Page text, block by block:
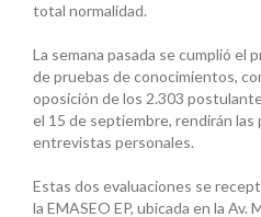
total normalidad.
La semana pasada se cumplió el
de pruebas de conocimientos,
oposición de los 2.303
el 15 de septiembre, rendirán las
entrevistas personales.
Estas dos evaluaciones se
la EMASEO EP, ubicada en la Av.